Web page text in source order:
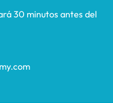
30 minutos antes del